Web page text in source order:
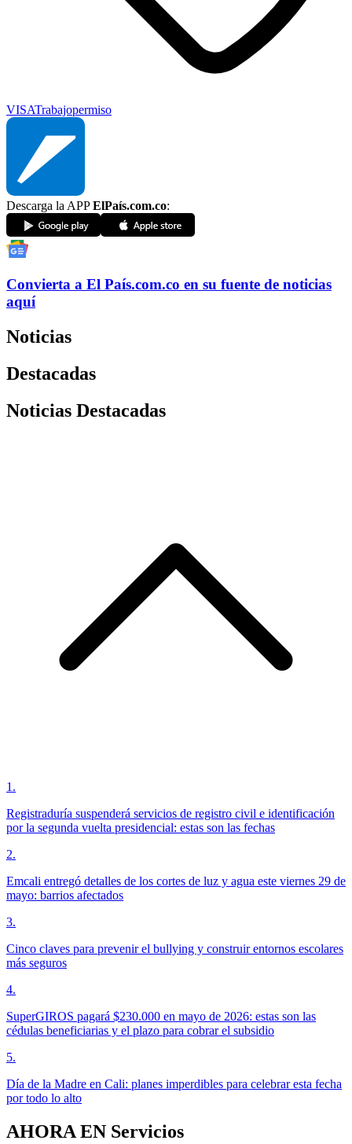
VISATrabajopermiso
Descarga la APPElPaís.com.co:
Convierta a El País.com.co en su fuente de noticias
aquí
Noticias
Destacadas
Noticias Destacadas
1 .
Registraduría suspenderá servicios de registro civil e identificación
por la segunda vuelta presidencial: estas son las fechas
2.
Emcali entregó detalles de los cortes de luz y agua este viernes 29 de
mayo: barrios afectados
3.
Cinco claves para prevenir el bullying y construir entornos escolares
más seguros
4.
SuperGIROS pagará $230.000 en mayo de 2026: estas son las
cédulas beneficiarias y el plazo para cobrar el subsidio
5.
Día de la Madre en Cali: planes imperdibles para celebrar esta fecha
por todo lo alto
AHORA EN Servicios